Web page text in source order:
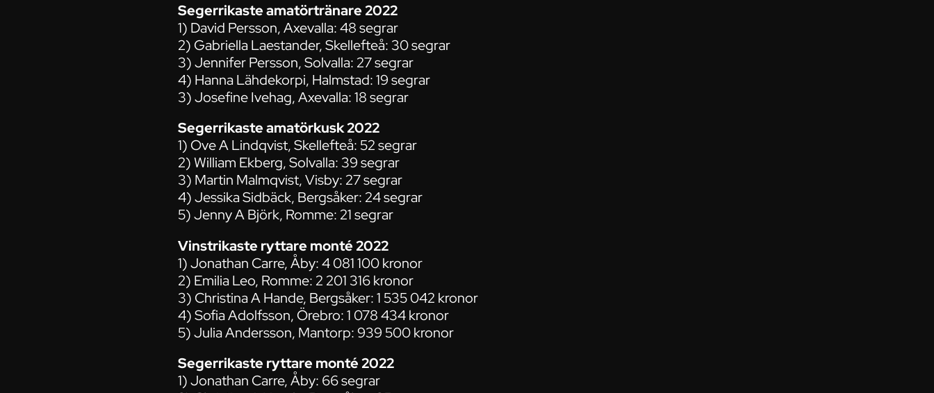
Segerrikaste amatörtränare 2022
1) David Persson, Axevalla: 48 segrar
2) Gabriella Laestander, Skellefteå: 30 segrar
3) Jennifer Persson, Solvalla: 27 segrar
4) Hanna Lähdekorpi, Halmstad: 19 segrar
3) Josefine Ivehag, Axevalla: 18 segrar
Segerrikaste amatörkusk 2022
1) Ove A Lindqvist, Skellefteå: 52 segrar
2) William Ekberg, Solvalla: 39 segrar
3) Martin Malmqvist, Visby: 27 segrar
4) Jessika Sidbäck, Bergsåker: 24 segrar
5) Jenny A Björk, Romme: 21 segrar
Vinstrikaste ryttare monté 2022
1) Jonathan Carre, Åby: 4 081 100 kronor
2) Emilia Leo, Romme: 2 201 316 kronor
3) Christina A Hande, Bergsåker: 1 535 042 kronor
4) Sofia Adolfsson, Örebro: 1 078 434 kronor
5) Julia Andersson, Mantorp: 939 500 kronor
Segerrikaste ryttare monté 2022
1) Jonathan Carre, Åby: 66 segrar